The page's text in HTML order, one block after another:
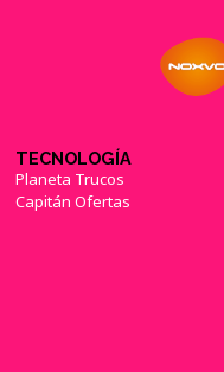
TECNOLOGÍA
Planeta Trucos
Capitán Ofertas